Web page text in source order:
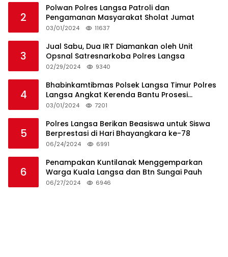
2
Polwan Polres Langsa Patroli dan
Pengamanan Masyarakat Sholat Jumat
03/01/2024 11637
3
Jual Sabu, Dua IRT Diamankan oleh Unit
Opsnal Satresnarkoba Polres Langsa
02/29/2024 9340
4
Bhabinkamtibmas Polsek Langsa Timur Polres
Langsa Angkat Kerenda Bantu Prosesi
Pemakaman Warga
03/01/2024 7201
5
Polres Langsa Berikan Beasiswa untuk Siswa
Berprestasi di Hari Bhayangkara ke-78
06/24/2024 6991
6
Penampakan Kuntilanak Menggemparkan
Warga Kuala Langsa dan Btn Sungai Pauh
06/27/2024 6946